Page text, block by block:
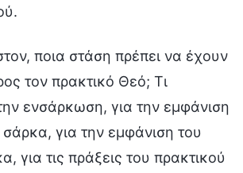
ποια στάση πρέπει να έχουν
τον πρακτικό Θεό; Τι
ενσάρκωση, για την εμφάνιση
για την εμφάνιση του
για τις πράξεις του πρακτικού